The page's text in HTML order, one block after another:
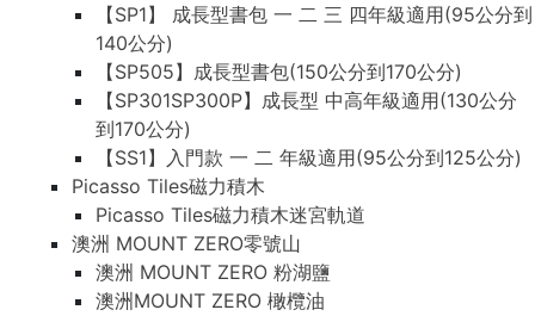
【SP1】 成長型書包 一 二 三 四年級適用(95公分到
140公分)
【SP505】成長型書包(150公分到170公分)
【SP301SP300P】成長型 中高年級適用(130公分
到170公分)
【SS1】入門款 一 二 年級適用(95公分到125公分)
Picasso Tiles磁力積木
Picasso Tiles磁力積木迷宮軌道
澳洲 MOUNT ZERO零號山
澳洲 MOUNT ZERO 粉湖鹽
澳洲MOUNT ZERO 橄欖油